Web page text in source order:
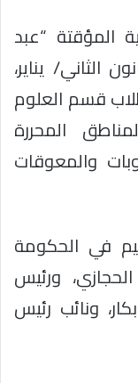
المؤقتة “عبد
مصطفى” عقد في 7 كانون الثاني/ يناير،
قسم العلوم
المحررة
والمعوقات
في الحكومة
ورئيس
ونائب رئيس